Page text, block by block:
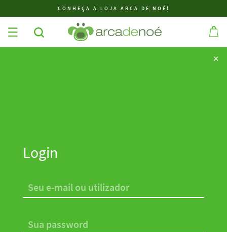
CONHEÇA A LOJA ARCA DE NOÉ!
✕
✕
Login